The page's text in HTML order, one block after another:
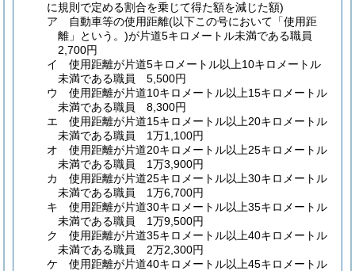
に規則で定める割合を乗じて得た額を減じた額)
ア
自動車等の使用距離(以下この号において「使用距
離」という。)が片道5キロメートル未満である職員
2,700円
イ
使用距離が片道5キロメートル以上10キロメートル
未満である職員 5,500円
ウ
使用距離が片道10キロメートル以上15キロメートル
未満である職員 8,300円
エ
使用距離が片道15キロメートル以上20キロメートル
未満である職員 1万1,100円
オ
使用距離が片道20キロメートル以上25キロメートル
未満である職員 1万3,900円
カ
使用距離が片道25キロメートル以上30キロメートル
未満である職員 1万6,700円
キ
使用距離が片道30キロメートル以上35キロメートル
未満である職員 1万9,500円
ク
使用距離が片道35キロメートル以上40キロメートル
未満である職員 2万2,300円
ケ
使用距離が片道40キロメートル以上45キロメートル